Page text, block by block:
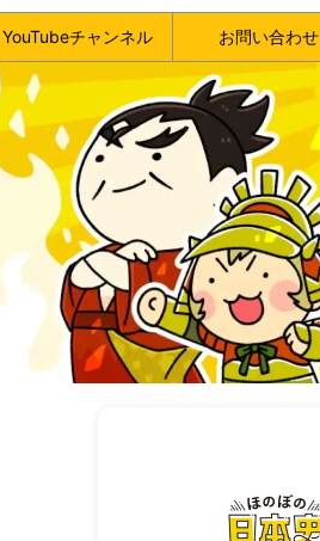
YouTubeチャンネル お問い合わせ